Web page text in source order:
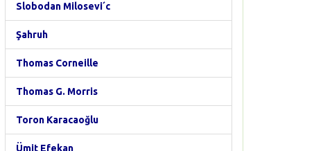
Slobodan Milosevi´c
Şahruh
Thomas Corneille
Thomas G. Morris
Toron Karacaoğlu
Ümit Efekan